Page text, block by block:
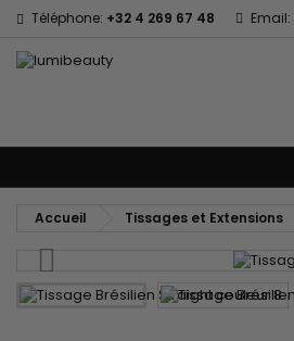
Téléphone: +32 4 269 67 48 Email:
Accueil Tissages et Extensions